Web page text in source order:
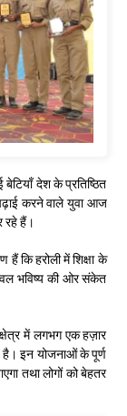
बेटियाँ देश के प्रतिष्ठित
करने वाले युवा आज
रहे हैं।
कि हरोली में शिक्षा के
भविष्य की ओर संकेत
में लगभग एक हज़ार
है। इन योजनाओं के पूर्ण
तथा लोगों को बेहतर